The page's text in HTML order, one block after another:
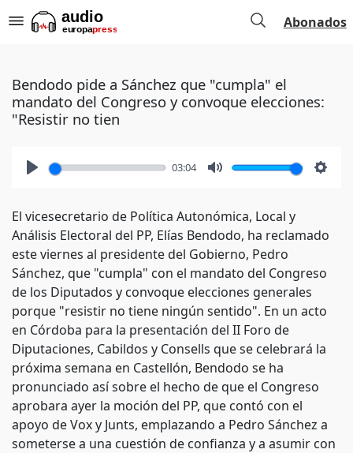
Abonados
Bendodo pide a Sánchez que "cumpla" el
mandato del Congreso y convoque elecciones:
"Resistir no tien
03:04
El vicesecretario de Política Autonómica, Local y
Análisis Electoral del PP, Elías Bendodo, ha reclamado
este viernes al presidente del Gobierno, Pedro
Sánchez, que "cumpla" con el mandato del Congreso
de los Diputados y convoque elecciones generales
porque "resistir no tiene ningún sentido". En un acto
en Córdoba para la presentación del II Foro de
Diputaciones, Cabildos y Consells que se celebrará la
próxima semana en Castellón, Bendodo se ha
pronunciado así sobre el hecho de que el Congreso
aprobara ayer la moción del PP, que contó con el
apoyo de Vox y Junts, emplazando a Pedro Sánchez a
someterse a una cuestión de confianza y a asumir con